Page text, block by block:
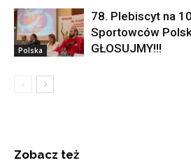
Polska
78. Plebiscyt na
Sportowców
GŁOSUJMY!!!
Zobacz też